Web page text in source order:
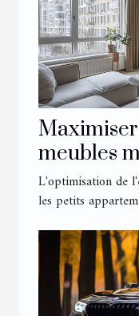
Maximiser
meubles
petits
L'optimisation de
les petits